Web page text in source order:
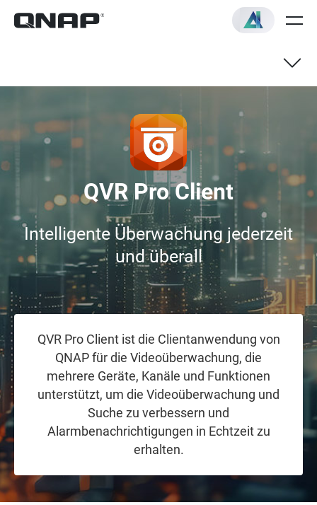
QVR Pro Client
Intelligente Überwachung jederzeit
und überall
QVR Pro Client ist die Clientanwendung von
QNAP für die Videoüberwachung, die
mehrere Geräte, Kanäle und Funktionen
unterstützt, um die Videoüberwachung und
Suche zu verbessern und
Alarmbenachrichtigungen in Echtzeit zu
erhalten.